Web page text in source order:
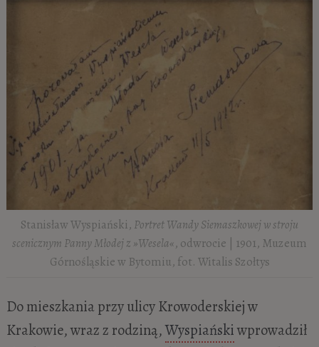
Stanisław Wyspiański, Portret Wandy Siemaszkowej w stroju
scenicznym Panny Młodej z »Wesela« , odwrocie | 1901, Muzeum
Górnośląskie w Bytomiu, fot. Witalis Szołtys
Do mieszkania przy ulicy Krowoderskiej w
Krakowie, wraz z rodziną,Wyspiańskiwprowadził